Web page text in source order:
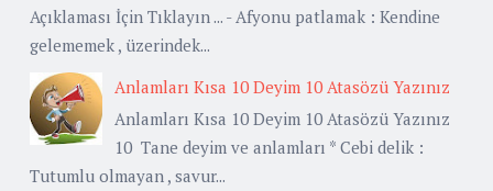
Açıklaması İçin Tıklayın ... - Afyonu patlamak : Kendine
gelememek , üzerindek...
Anlamları Kısa 10 Deyim 10 Atasözü Yazınız
Anlamları Kısa 10 Deyim 10 Atasözü Yazınız
10 Tane deyim ve anlamları * Cebi delik :
Tutumlu olmayan , savur...